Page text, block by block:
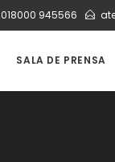
018000 945566
SALA DE PRENSA